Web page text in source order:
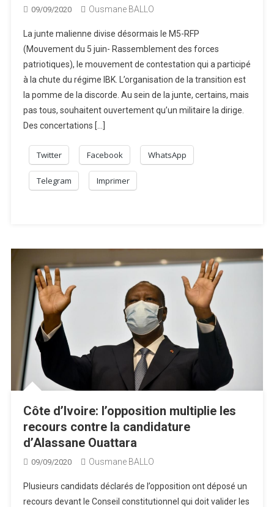
09/09/2020 Ousmane BALLO
La junte malienne divise désormais le M5-RFP
(Mouvement du 5 juin- Rassemblement des forces
patriotiques), le mouvement de contestation qui a participé
à la chute du régime IBK. L’organisation de la transition est
la pomme de la discorde. Au sein de la junte, certains, mais
pas tous, souhaitent ouvertement qu’un militaire la dirige.
Des concertations […]
Twitter Facebook WhatsApp
Telegram Imprimer
Côte d’Ivoire: l’opposition multiplie les
recours contre la candidature
d’Alassane Ouattara
09/09/2020 Ousmane BALLO
Plusieurs candidats déclarés de l’opposition ont déposé un
recours devant le Conseil constitutionnel qui doit valider les